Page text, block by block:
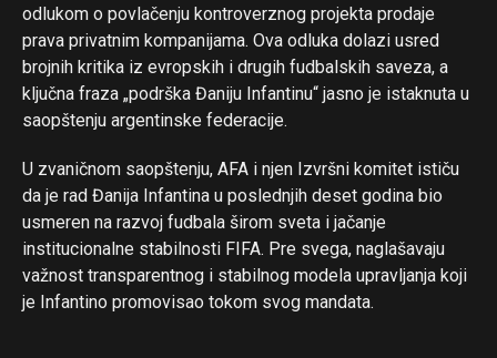
odlukom o povlačenju kontroverznog projekta prodaje
prava privatnim kompanijama. Ova odluka dolazi usred
brojnih kritika iz evropskih i drugih fudbalskih saveza, a
ključna fraza „podrška Đaniju Infantinu“ jasno je istaknuta u
saopštenju argentinske federacije.
U zvaničnom saopštenju, AFA i njen Izvršni komitet ističu
da je rad Đanija Infantina u poslednjih deset godina bio
usmeren na razvoj fudbala širom sveta i jačanje
institucionalne stabilnosti FIFA. Pre svega, naglašavaju
važnost transparentnog i stabilnog modela upravljanja koji
je Infantino promovisao tokom svog mandata.